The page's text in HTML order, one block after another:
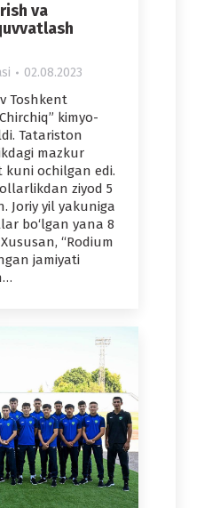
va
02.08.2023
Toshkent
kimyo-
Tatariston
mazkur
kuni ochilgan edi.
ziyod 5
Joriy yil yakuniga
bo‘lgan yana 8
“Rodium
jamiyati